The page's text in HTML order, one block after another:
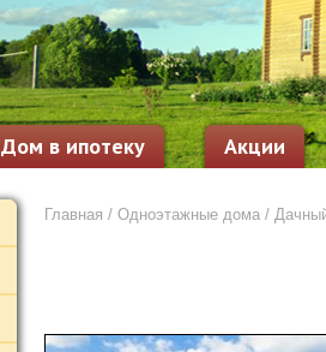
Акции
Дом в ипотеку
Главная / Одноэтажные дома /